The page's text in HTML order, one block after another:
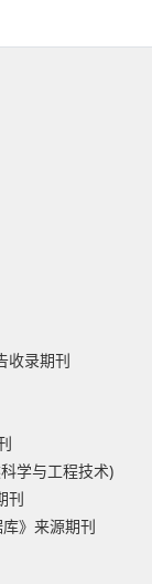
收录期刊
学与工程技术)
刊
》来源期刊